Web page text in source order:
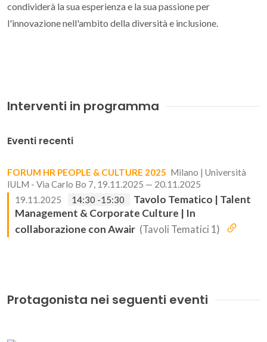
condividerà la sua esperienza e la sua passione per
l'innovazione nell'ambito della diversità e inclusione.
Interventi in programma
Eventi recenti
FORUM HR PEOPLE & CULTURE 2025 Milano | Università
IULM - Via Carlo Bo 7, 19.11.2025 — 20.11.2025
19.11.2025
14:30 -15:30
Tavolo Tematico | Talent
Management & Corporate Culture | In
collaborazione con Awair (Tavoli Tematici 1)
Protagonista nei seguenti eventi